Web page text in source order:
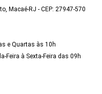
Macaé-RJ - CEP: 27947-570
e Quartas às 10h
Feira à Sexta-Feira das 09h